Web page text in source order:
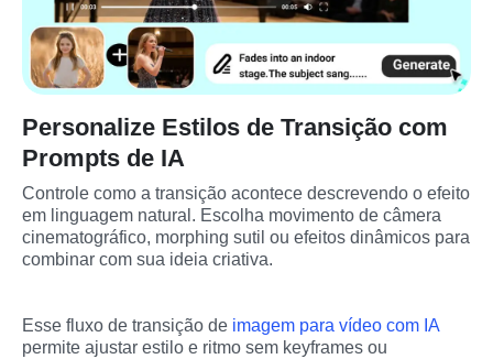
Personalize Estilos de Transição com
Prompts de IA
Controle como a transição acontece descrevendo o efeito
em linguagem natural. Escolha movimento de câmera
cinematográfico, morphing sutil ou efeitos dinâmicos para
combinar com sua ideia criativa.
Esse fluxo de transição de imagem para vídeo com IA
permite ajustar estilo e ritmo sem keyframes ou